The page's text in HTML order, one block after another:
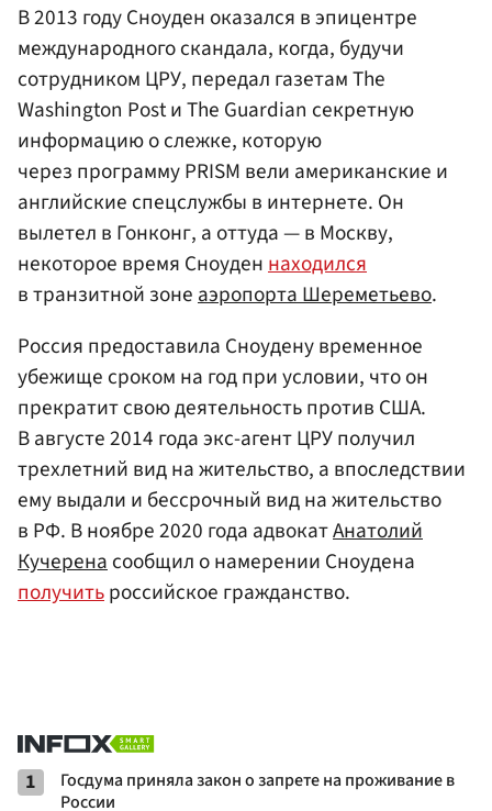
В 2013 году Сноуден оказался в эпицентре
международного скандала, когда, будучи
сотрудником ЦРУ, передал газетам The
Washington Post и The Guardian секретную
информацию о слежке, которую
через программу PRISM вели американские и
английские спецслужбы в интернете. Он
вылетел в Гонконг, а оттуда — в Москву,
некоторое время Сноуден находился
в транзитной зоне аэропорта Шереметьево.
Россия предоставила Сноудену временное
убежище сроком на год при условии, что он
прекратит свою деятельность против США.
В августе 2014 года экс-агент ЦРУ получил
трехлетний вид на жительство, а впоследствии
ему выдали и бессрочный вид на жительство
в РФ. В ноябре 2020 года адвокатАнатолий
Кучеренасообщил о намерении Сноудена
получитьроссийское гражданство.
1
Госдума приняла закон о запрете на проживание в
России